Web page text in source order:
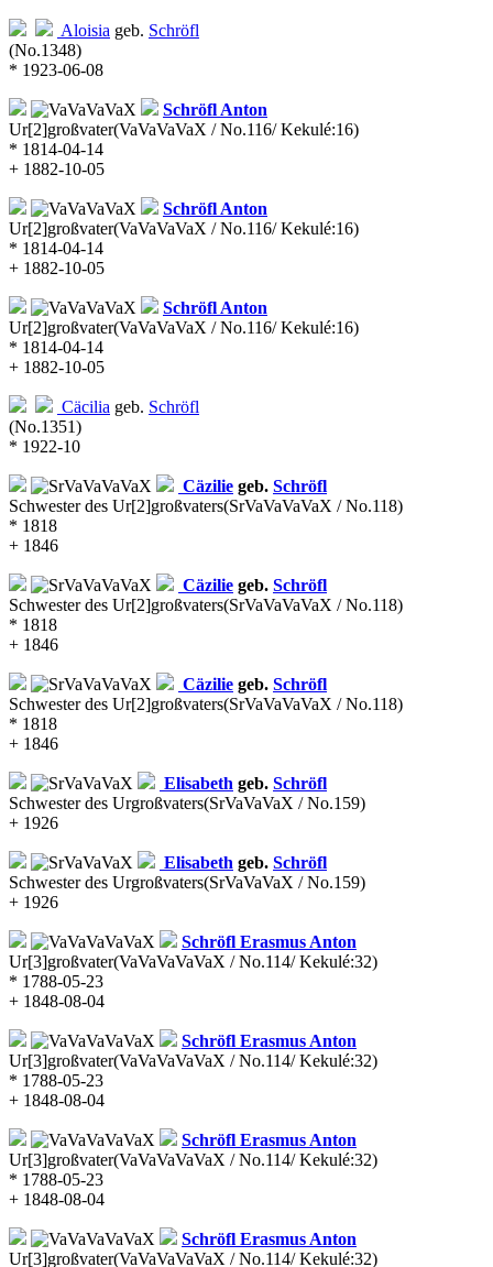
Aloisia geb. Schröfl
(No.1348)
* 1923-06-08
Schröfl Anton
Ur[2]großvater(VaVaVaVaX / No.116/ Kekulé:16)
* 1814-04-14
+ 1882-10-05
Schröfl Anton
Ur[2]großvater(VaVaVaVaX / No.116/ Kekulé:16)
* 1814-04-14
+ 1882-10-05
Schröfl Anton
Ur[2]großvater(VaVaVaVaX / No.116/ Kekulé:16)
* 1814-04-14
+ 1882-10-05
Cäcilia geb. Schröfl
(No.1351)
* 1922-10
Cäzilie geb. Schröfl
Schwester des Ur[2]großvaters(SrVaVaVaVaX / No.118)
* 1818
+ 1846
Cäzilie geb. Schröfl
Schwester des Ur[2]großvaters(SrVaVaVaVaX / No.118)
* 1818
+ 1846
Cäzilie geb. Schröfl
Schwester des Ur[2]großvaters(SrVaVaVaVaX / No.118)
* 1818
+ 1846
Elisabeth geb. Schröfl
Schwester des Urgroßvaters(SrVaVaVaX / No.159)
+ 1926
Elisabeth geb. Schröfl
Schwester des Urgroßvaters(SrVaVaVaX / No.159)
+ 1926
Schröfl Erasmus Anton
Ur[3]großvater(VaVaVaVaVaX / No.114/ Kekulé:32)
* 1788-05-23
+ 1848-08-04
Schröfl Erasmus Anton
Ur[3]großvater(VaVaVaVaVaX / No.114/ Kekulé:32)
* 1788-05-23
+ 1848-08-04
Schröfl Erasmus Anton
Ur[3]großvater(VaVaVaVaVaX / No.114/ Kekulé:32)
* 1788-05-23
+ 1848-08-04
Schröfl Erasmus Anton
Ur[3]großvater(VaVaVaVaVaX / No.114/ Kekulé:32)